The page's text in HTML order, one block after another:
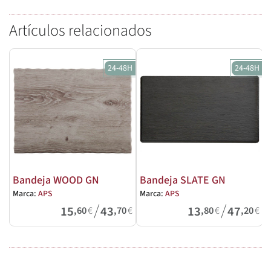
Artículos relacionados
24-48H
Bandeja WOOD GN
Marca: APS
15,60€/43,70€
24-48H
Bandeja SLATE GN
Marca: APS
13,80€/47,20€